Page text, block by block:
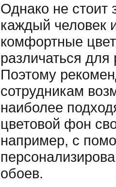
Однако не стоит
каждый человек
комфортные
различаться
Поэтому
сотрудникам
наиболее
цветовой фон
например, с
обоев.